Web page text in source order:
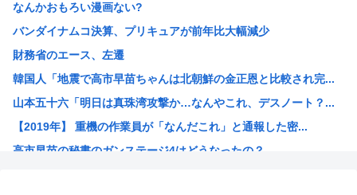
【衝撃】木村祐一の変貌ぶりに「誰かわからん」「いつの間に...
ついに来ちゃったの？アメリカでヒューマノイドロボットが家...
中国製ルーター20機種にバックドア、外部から完全制御のお...
中国人のリウさん、新エネ車で国境越えたら遠隔操作で30時...
北朝鮮が何かを発射
コメ価格先行き指数 過去最低 今後も値下がり傾向
なんかおもろい漫画ない?
バンダイナムコ決算、プリキュアが前年比大幅減少
財務省のエース、左遷
韓国人「地震で高市早苗ちゃんは北朝鮮の金正恩と比較され完...
山本五十六「明日は真珠湾攻撃か…なんやこれ、デスノート？...
【2019年】 重機の作業員が「なんだこれ」と通報した密...
高市早苗の秘書のガンステージ4はどうなったの？